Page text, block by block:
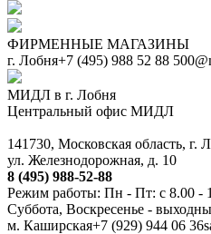
ФИРМЕННЫЕ МАГАЗИНЫ
г. Лобня+7 (495) 988 52 88
МИДЛ в г. Лобня
Центральный офис МИДЛ
141730, Московская область, г.
ул. Железнодорожная, д. 10
8 (495) 988-52-88
Режим работы: Пн - Пт: с 8.00 -
Суббота, Воскресенье -
м. Каширская+7 (929) 944 06 36